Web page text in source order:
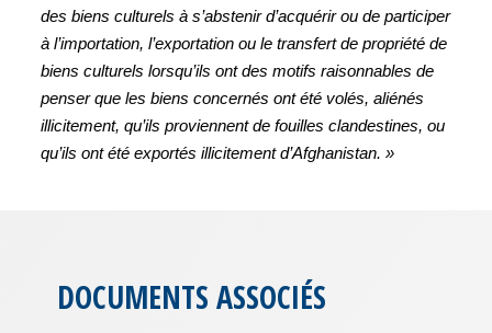
des biens culturels à s’abstenir d’acquérir ou de participer
à l’importation, l’exportation ou le transfert de propriété de
biens culturels lorsqu’ils ont des motifs raisonnables de
penser que les biens concernés ont été volés, aliénés
illicitement, qu’ils proviennent de fouilles clandestines, ou
qu’ils ont été exportés illicitement d’Afghanistan. »
DOCUMENTS ASSOCIÉS